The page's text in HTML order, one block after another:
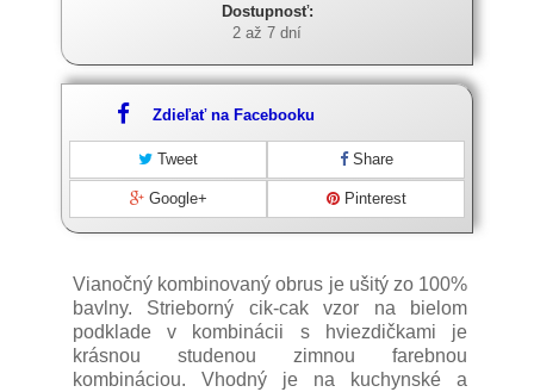
Dostupnosť:
2 až 7 dní
Zdieľať na Facebooku
Tweet Share
Google+ Pinterest
Vianočný kombinovaný obrus je ušitý zo 100%
bavlny. Strieborný cik-cak vzor na bielom
podklade v kombinácii s hviezdičkami je
krásnou studenou zimnou farebnou
kombináciou. Vhodný je na kuchynské a